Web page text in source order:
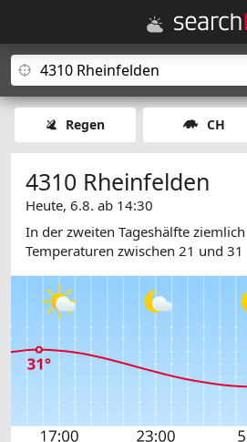
Regen CH
4310 Rheinfelden
Heute, 6.8. ab 14:30
In der zweiten Tageshälfte
Temperaturen zwischen 21 und 31